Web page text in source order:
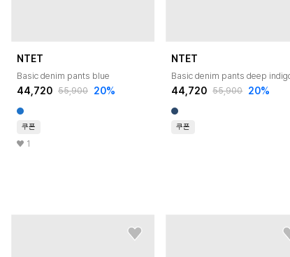
NTET
Basic denim pants blue
44,720 55,900 20%
쿠폰
1
NTET
Basic denim pants deep
44,720 55,900 20%
쿠폰